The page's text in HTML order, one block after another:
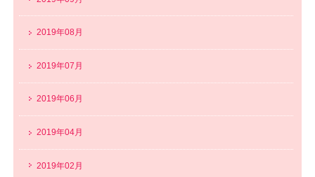
2019年08月
2019年07月
2019年06月
2019年04月
2019年02月